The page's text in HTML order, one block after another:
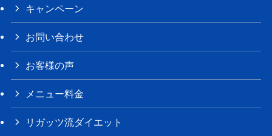
キャンペーン
お問い合わせ
お客様の声
メニュー料金
リガッツ流ダイエット